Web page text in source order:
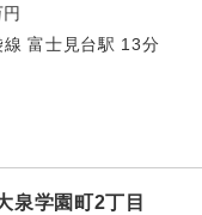
線 富士見台駅 13分
泉学園町2丁目